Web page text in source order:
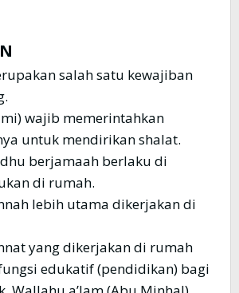
salah satu kewajiban
wajib memerintahkan
untuk mendirikan shalat.
berjamaah berlaku di
di rumah.
lebih utama dikerjakan di
yang dikerjakan di rumah
edukatif (pendidikan) bagi